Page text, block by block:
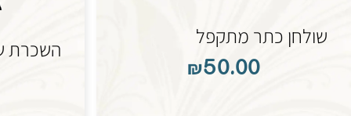
שולחן כתר מתקפל
₪50.00
השכרת